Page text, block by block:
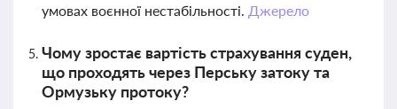
умовах воєнної нестабільності. Джерело
Чому зростає вартість страхування суден,
що проходять через Перську затоку та
Ормузьку протоку?